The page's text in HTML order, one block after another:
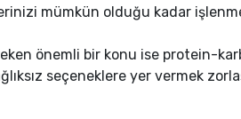
mümkün olduğu kadar
önemli bir konu ise protein-
seçeneklere yer vermek